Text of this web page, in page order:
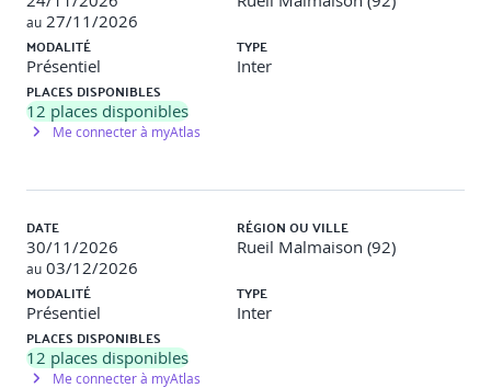
Plan d’action d’acculturation IA
Présentation du CANVAS IA : objectifs, acteurs,
bénéfices, freins, indicateurs.
Étapes de mise en œuvre d’un projet IA non-
technique.
Définir une feuille de route IA adaptée à son
Activité :
Atelier – 'Déploiement d’un plan IA d’équipe'
Objectif : Passer de la réflexion stratégique à une
feuille de route.
Contenu : Utilisation d’un canevas stratégique
pour imaginer un plan d’acculturation IA.
Activité : Brainstorming puis planification en sous-
groupes.
au 27/11/2026
MODALITÉ
Présentiel
TYPE
Inter
PLACES DISPONIBLES
12 places disponibles
Me connecter à myAtlas
DATE
30/11/2026
au 03/12/2026
RÉGION OU VILLE
Rueil Malmaison (92)
MODALITÉ
Présentiel
TYPE
Inter
PLACES DISPONIBLES
12 places disponibles
Me connecter à myAtlas